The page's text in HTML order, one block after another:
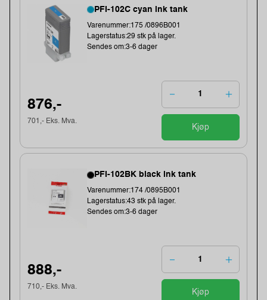
PFI-102C cyan ink tank
Varenummer:175 /0896B001
Lagerstatus:29 stk på lager.
Sendes om:3-6 dager
876,-
701,- Eks. Mva.
Kjøp
PFI-102BK black ink tank
Varenummer:174 /0895B001
Lagerstatus:43 stk på lager.
Sendes om:3-6 dager
888,-
710,- Eks. Mva.
Kjøp